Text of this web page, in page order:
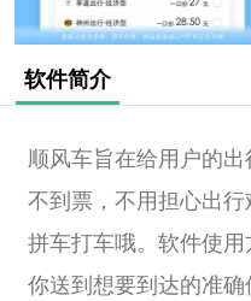
软件简介
顺风车旨在给用户的
不到票，不用担心出
拼车打车哦。软件使
你送到想要到达的准